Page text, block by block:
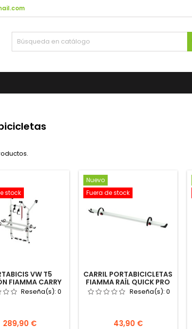
stock
VW T5
FIAMMA CARRY
CALIFORNIA
Reseña(s):0
Precio
289,90 €
Nuevo
Fuera de stock
CARRIL PORTABICICLETAS
FIAMMA RAÍL QUICK PRO
128 NEGRO CARRY BIKE
PORTABICIS
Reseña(s): 0
Precio
43,90 €